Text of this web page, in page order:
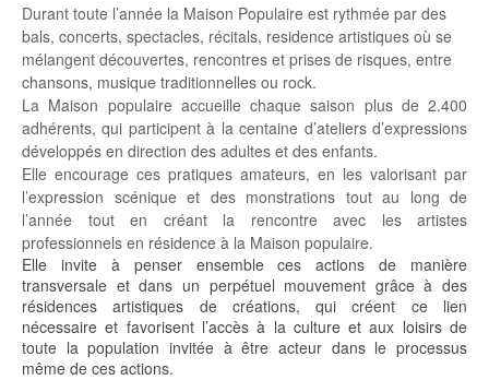
Durant toute l’année la Maison Populaire est rythmée par des
bals, concerts, spectacles, récitals, residence artistiques où se
mélangent découvertes, rencontres et prises de risques, entre
chansons, musique traditionnelles ou rock.
La Maison populaire accueille chaque saison plus de 2.400
adhérents, qui participent à la centaine d’ateliers d’expressions
développés en direction des adultes et des enfants.
Elle encourage ces pratiques amateurs, en les valorisant par
l’expression scénique et des monstrations tout au long de
l’année tout en créant la rencontre avec les artistes
professionnels en résidence à la Maison populaire.
Elle invite à penser ensemble ces actions de manière
transversale et dans un perpétuel mouvement grâce à des
résidences artistiques de créations, qui créent ce lien
nécessaire et favorisent l’accès à la culture et aux loisirs de
toute la population invitée à être acteur dans le processus
même de ces actions.